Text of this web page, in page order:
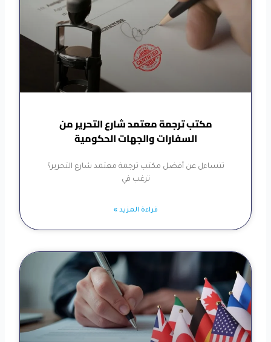
مكتب ترجمة معتمد شارع التحرير من
السفارات والجهات الحكومية
تتساءل عن أفضل مكتب ترجمة معتمد شارع التحرير؟
ترغب في
قراءة المزيد »